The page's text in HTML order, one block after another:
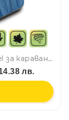
Висококачествено Покривало Kegel за каравана син цвят Серия Mobile 550ER
лв.